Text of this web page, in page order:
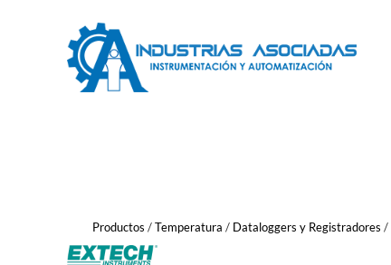
Productos /Temperatura / Dataloggers y Registradores /